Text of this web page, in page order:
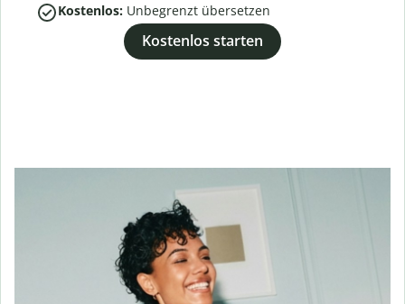
Kostenlos: Unbegrenzt übersetzen
Kostenlos starten